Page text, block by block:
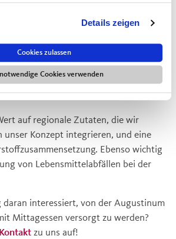
Details zeigen
Cookies zulassen
Cookies verwenden
Kita
Vorschule mit stark
Kindern
auf regionale Zutaten, die wir
Konzept integrieren, und eine
Ebenso wichtig
von Lebensmittelabfällen bei der
interessiert, von der Augustinum
Mittagessen versorgt zu werden?
Kontaktzu uns auf!